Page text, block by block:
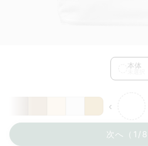
本体
‹
次へ（1/8